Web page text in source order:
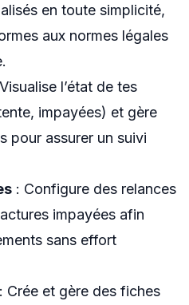
en toute simplicité,
aux normes légales
l’état de tes
impayées) et gère
pour assurer un suivi
: Configure des relances
impayées afin
sans effort
: Crée et gère des fiches